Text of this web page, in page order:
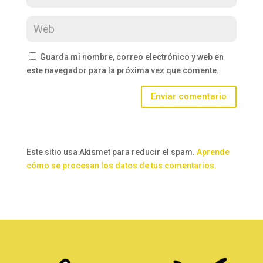
Guarda mi nombre, correo electrónico y web en
este navegador para la próxima vez que comente.
Enviar comentario
Este sitio usa Akismet para reducir el spam. Aprende
cómo se procesan los datos de tus comentarios.